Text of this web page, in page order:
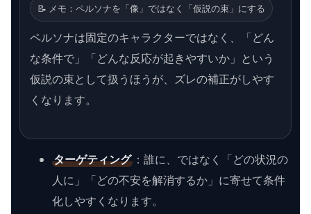
📝 メモ：ペルソナを「像」ではなく「仮説の束」にする
ペルソナは固定のキャラクターではなく、「どん
な条件で」「どんな反応が起きやすいか」という
仮説の束として扱うほうが、ズレの補正がしやす
くなります。
ターゲティング：誰に、ではなく「どの状況の
人に」「どの不安を解消するか」に寄せて条件
化しやすくなります。